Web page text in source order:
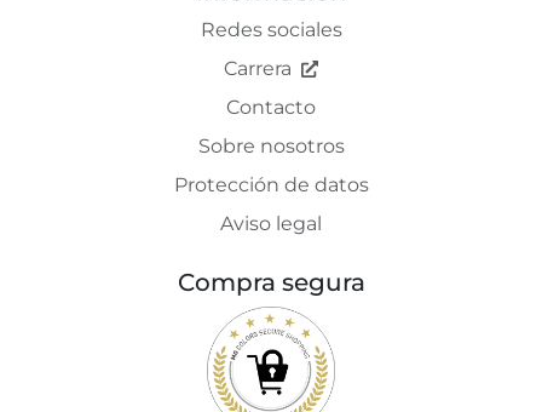
Redes sociales
Carrera
Contacto
Sobre nosotros
Protección de datos
Aviso legal
Compra segura